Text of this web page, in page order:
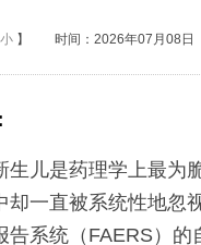
小 】 时间：2026年07月08日
是药理学上最为脆
却一直被系统性地忽
告系统（FAERS）